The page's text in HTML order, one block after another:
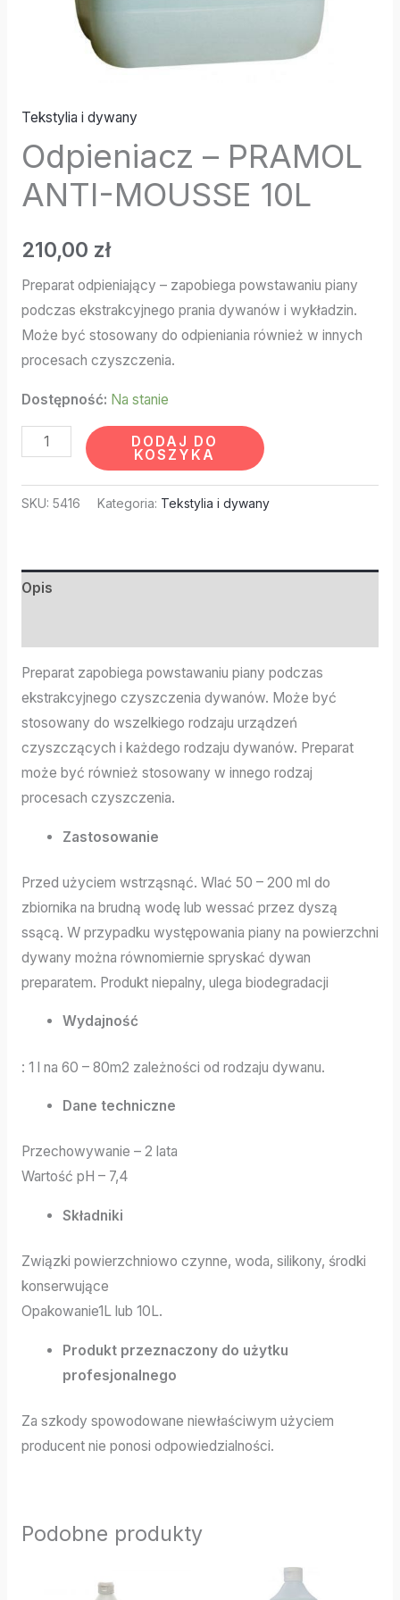
Tekstylia i dywany
Odpieniacz – PRAMOL
ANTI-MOUSSE 10L
210,00 zł
Preparat odpieniający – zapobiega powstawaniu piany
podczas ekstrakcyjnego prania dywanów i wykładzin.
Może być stosowany do odpieniania również w innych
procesach czyszczenia.
Dostępność: Na stanie
DODAJ DO
KOSZYKA
SKU: 5416 Kategoria: Tekstylia i dywany
Opis
Preparat zapobiega powstawaniu piany podczas
ekstrakcyjnego czyszczenia dywanów. Może być
stosowany do wszelkiego rodzaju urządzeń
czyszczących i każdego rodzaju dywanów. Preparat
może być również stosowany w innego rodzaj
procesach czyszczenia.
Zastosowanie
Przed użyciem wstrząsnąć. Wlać 50 – 200 ml do
zbiornika na brudną wodę lub wessać przez dyszą
ssącą. W przypadku występowania piany na powierzchni
dywany można równomiernie spryskać dywan
preparatem. Produkt niepalny, ulega biodegradacji
Wydajność
: 1 l na 60 – 80m2 zależności od rodzaju dywanu.
Dane techniczne
Przechowywanie – 2 lata
Wartość pH – 7,4
Składniki
Związki powierzchniowo czynne, woda, silikony, środki
konserwujące
Opakowanie1L lub 10L.
Produkt przeznaczony do użytku
profesjonalnego
Za szkody spowodowane niewłaściwym użyciem
producent nie ponosi odpowiedzialności.
Podobne produkty